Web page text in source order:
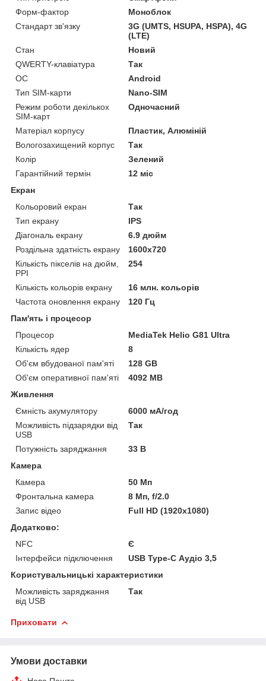
Форм-фактор
Моноблок
Стандарт зв'язку
3G (UMTS, HSUPA, HSPA), 4G
(LTE)
Стан
Новий
QWERTY-клавіатура
Так
ОС
Android
Тип SIM-карти
Nano-SIM
Режим роботи декількох
SIM-карт
Одночасний
Матеріал корпусу
Пластик, Алюміній
Вологозахищений корпус
Так
Колір
Зелений
Гарантійний термін
12 міс
Екран
Кольоровий екран
Так
Тип екрану
IPS
Діагональ екрану
6.9 дюйм
Роздільна здатність екрану
1600x720
Кількість пікселів на дюйм,
PPI
254
Кількість кольорів екрану
16 млн. кольорів
Частота оновлення екрану
120 Гц
Пам'ять і процесор
Процесор
MediaTek Helio G81 Ultra
Кількість ядер
8
Об'єм вбудованої пам'яті
128 GB
Об'єм оперативної пам'яті
4092 MB
Живлення
Ємність акумулятору
6000 мА/год
Можливість підзарядки від
USB
Так
Потужність заряджання
33 В
Камера
Камера
50 Мп
Фронтальна камера
8 Мп, f/2.0
Запис відео
Full HD (1920x1080)
Додатково:
NFC
Є
Інтерфейси підключення
USB Type-C Аудіо 3,5
Користувальницькі характеристики
Можливість заряджання
від USB
Так
Приховати
Умови доставки